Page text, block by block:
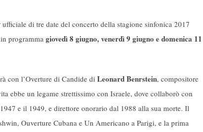
ufficiale di tre date del concerto della stagione sinfonica 2017
programma giovedì 8 giugno, venerdì 9 giugno e domenica 11
con l’Overture di Candide di Leonard Benrstein, compositore
ebbe un legame strettissimo con Israele, dove collaborò con
e il 1949, e direttore onorario dal 1988 alla sua morte. Il
Ouverture Cubana e Un Americano a Parigi, e la prima